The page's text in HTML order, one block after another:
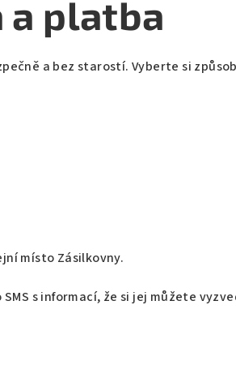
a platba
a bez starostí. Vyberte si
místo Zásilkovny.
s informací, že si jej můžete